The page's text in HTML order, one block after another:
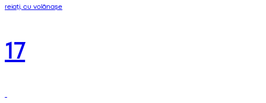
reiați, cu volănașe
17